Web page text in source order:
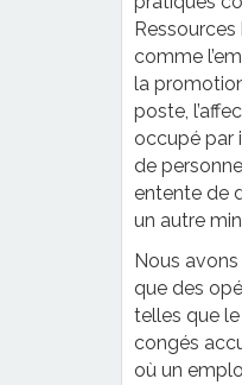
Ressources
comme
la
poste,
occupé par
de
entente de
un autre
Nous
que des
telles que
congés
où un